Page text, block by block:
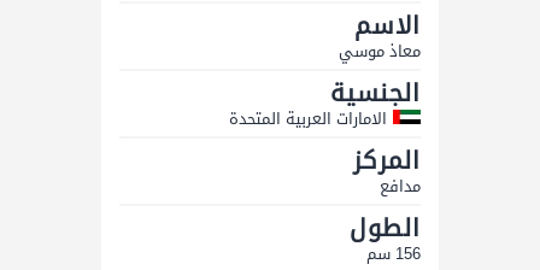
الاسم
معاذ موسي
الجنسية
الامارات العربية المتحدة
المركز
مدافع
الطول
156 سم